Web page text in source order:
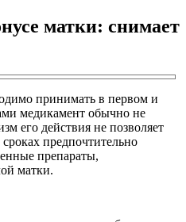
матки: снимает
принимать в первом и
медикамент обычно не
его действия не позволяет
предпочтительно
препараты,
матки.